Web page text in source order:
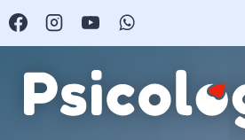
Salta
al